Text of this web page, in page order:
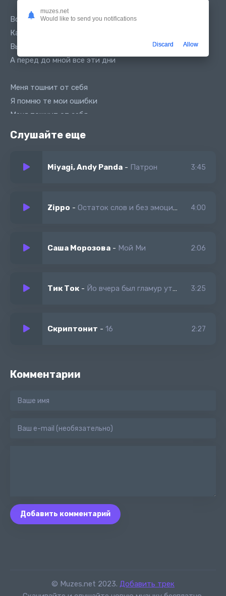
Вспоминаю лучшие дни
Как и себя похоронил
Вырезаю из головы
А перед до мной все эти дни
Меня тошнит от себя
Я помню те мои ошибки
Меня тошнит от себя
От твоих формулах жизни
Слушайте еще
Miyagi, Andy Panda - Патрон 3:45
Zippo - Остаток слов и без эмоций (slowed) 4:00
Саша Морозова - Мой Ми 2:06
Тик Ток - Йо вчера был гламур утром проспал на маникюр 3:25
Скриптонит - 16 2:27
Комментарии
Добавить комментарий
© Muzes.net 2023. Добавить трек
muzes.net
Would like to send you notifications
Discard Allow